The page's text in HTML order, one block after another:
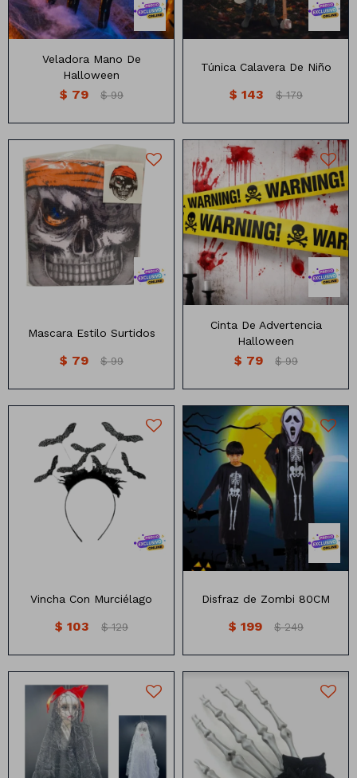
Veladora Mano De
Halloween
$ 79 $ 99
Túnica Calavera De Niño
$ 143 $ 179
Mascaras de monstruos
surtidos
Mascara Estilo Surtidos
$ 79 $ 99
Cinta de Advertencia de 5M
de largo
Cinta De Advertencia
Halloween
$ 79 $ 99
Vincha con Murciélagos.
Vincha Con Murciélago
$ 103 $ 129
Disfraz de zombi de 80CM
Disfraz de Zombi 80CM
$ 199 $ 249
Esqueletos de novios para
colgar.
Broche de pelo con mano de
esqueleto y flor negra